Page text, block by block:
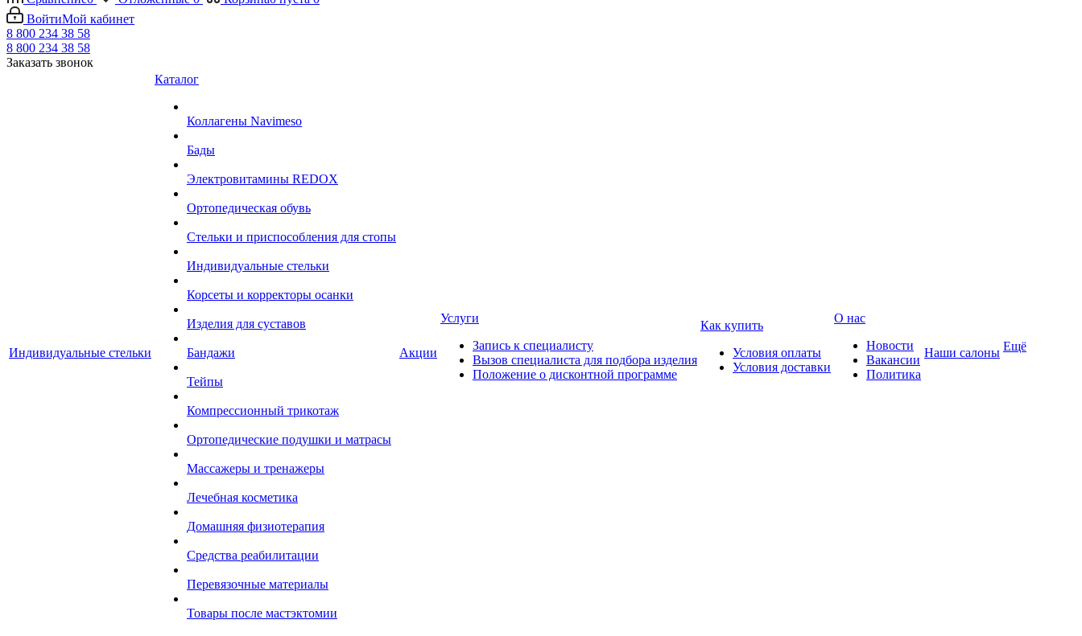
ВойтиМой кабинет
8 800 234 38 58
8 800 234 38 58
Заказать звонок
Индивидуальные стельки
Каталог
Коллагены Navimeso
Бады
Электровитамины REDOX
Ортопедическая обувь
Стельки и приспособления для стопы
Индивидуальные стельки
Корсеты и корректоры осанки
Изделия для суставов
Бандажи
Тейпы
Компрессионный трикотаж
Ортопедические подушки и матрасы
Массажеры и тренажеры
Лечебная косметика
Домашняя физиотерапия
Средства реабилитации
Перевязочные материалы
Товары после мастэктомии
Акции
Услуги
Запись к специалисту
Вызов специалиста для подбора изделия
Положение о дисконтной программе
Как купить
Условия оплаты
Условия доставки
О нас
Новости
Вакансии
Политика
Наши салоны Ещё